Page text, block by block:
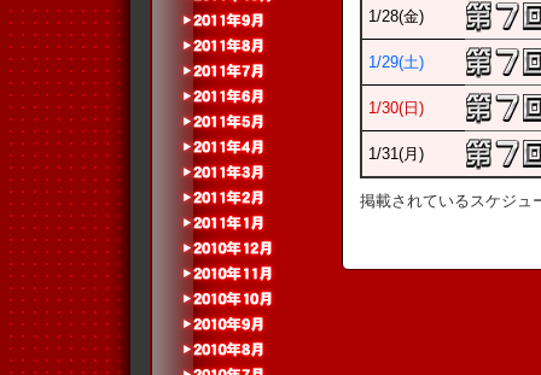
1/28(金)
1/29(土)
1/30(日)
1/31(月)
掲載されているスケジュ